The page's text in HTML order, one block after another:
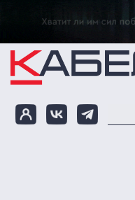
Перейти к основному